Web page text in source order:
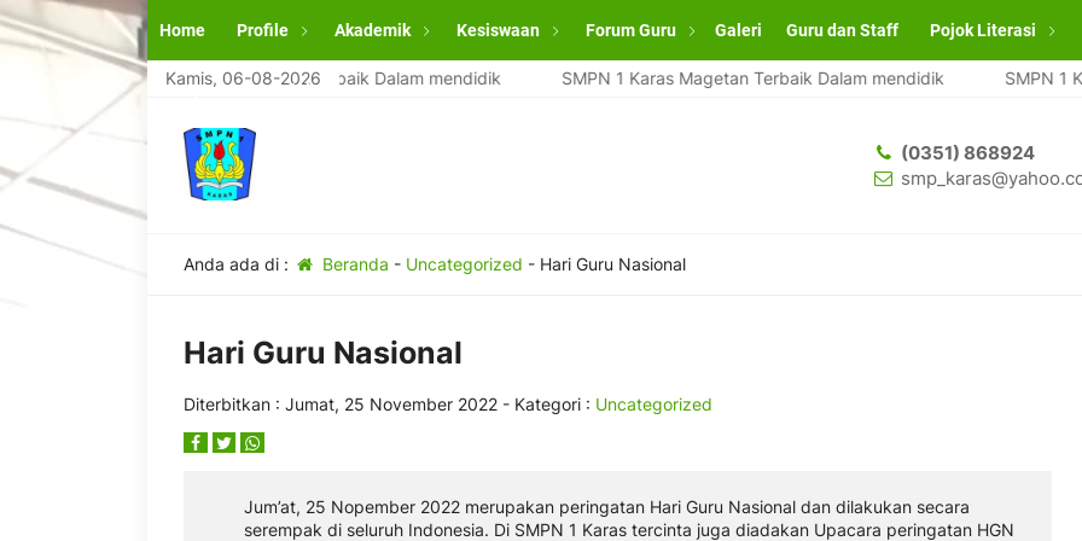
Home Profile Akademik Kesiswaan Forum Guru Galeri Guru dan Staff Pojok Literasi
Pengumuman Kelulusan
Kamis, 06-08-2026
SMPN 1 Karas Magetan Terbaik Dalam mendidik SMPN 1 Karas Magetan Terbaik Dalam mendidik SMPN 1 Karas
(0351) 868924
Anda ada di : Beranda - Uncategorized - Hari Guru Nasional
Hari Guru Nasional
Diterbitkan : Jumat, 25 November 2022 - Kategori : Uncategorized
Jum’at, 25 Nopember 2022 merupakan peringatan Hari Guru Nasional dan dilakukan secara
serempak di seluruh Indonesia. Di SMPN 1 Karas tercinta juga diadakan Upacara peringatan HGN